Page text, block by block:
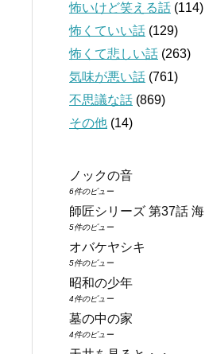
怖いけど笑える話 (114)
怖くていい話 (129)
怖くて悲しい話 (263)
気味が悪い話 (761)
不思議な話 (869)
その他 (14)
ノックの音
6件のビュー
師匠シリーズ 第37話 海
5件のビュー
オバケヤシキ
5件のビュー
昭和の少年
4件のビュー
墓の中の家
4件のビュー